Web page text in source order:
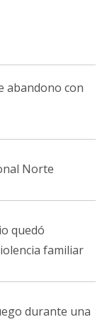
abandono con
Norte
quedó
familiar
durante una